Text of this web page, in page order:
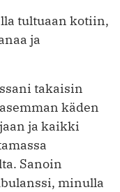
tultuaan kotiin,
ja
takaisin
käden
ja kaikki
Sanoin
minulla